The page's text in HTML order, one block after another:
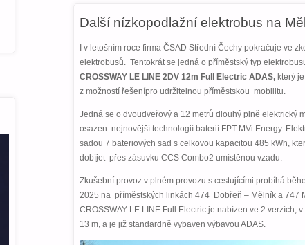
Další nízkopodlažní elektrobus na
I v letošním roce firma ČSAD Střední Čechy pokračuje ve
elektrobusů. Tentokrát se jedná o příměstský typ
CROSSWAY LE LINE 2DV 12m Full Electric ADAS,který
z možností řešenípro udržitelnou příměstskou mobilitu.
Jedná se o dvoudveřový a 12 metrů dlouhý plně elektrický
osazen nejnovější technologií baterií FPT MVi Energy.
sadou 7 bateriových sad s celkovou kapacitou 485 kWh,
dobíjet přes zásuvku CCS Combo2 umístěnou vzadu.
Zkušební provoz v plném provozu s cestujícími probíhá
2025 na příměstských linkách 474 Dobřeň – Mělník a 747
CROSSWAY LE LINE Full Electric je nabízen ve 2 verzích,
13 m, a je již standardně vybaven výbavou ADAS.